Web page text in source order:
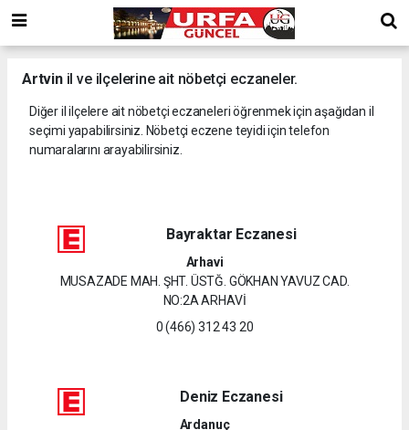
Artvinil ve ilçelerine ait nöbetçi eczaneler.
Diğer il ilçelere ait nöbetçi eczaneleri öğrenmek için aşağıdan il
seçimi yapabilirsiniz. Nöbetçi eczene teyidi için telefon
numaralarını arayabilirsiniz.
Bayraktar Eczanesi
Arhavi
MUSAZADE MAH. ŞHT. ÜSTĞ. GÖKHAN YAVUZ CAD.
NO:2A ARHAVİ
0 (466) 312 43 20
Deniz Eczanesi
Ardanuç